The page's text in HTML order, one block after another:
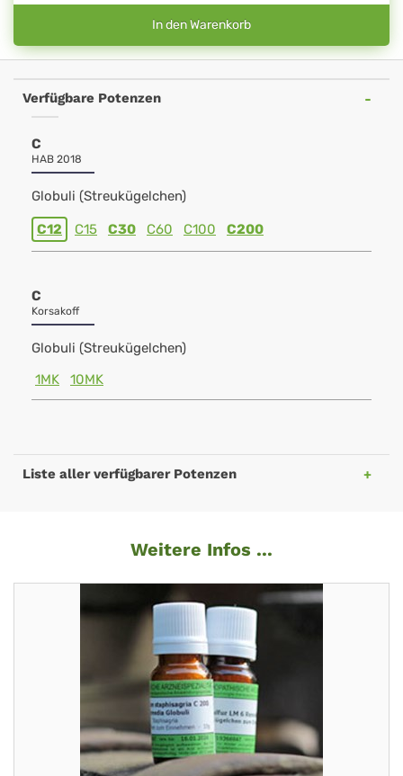
In den Warenkorb
Verfügbare Potenzen
C
HAB 2018
Globuli (Streukügelchen)
C12 C15 C30 C60 C100 C200
C
Korsakoff
Globuli (Streukügelchen)
1MK
10MK
Liste aller verfügbarer Potenzen
Weitere Infos ...